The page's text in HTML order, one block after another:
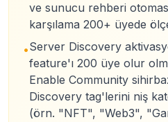
ve sunucu rehberi
karşılama 200+ üyede
•Server Discovery
feature'ı 200 üye olur
Enable Community
Discovery tag'lerini niş
(örn. "NFT", "Web3",